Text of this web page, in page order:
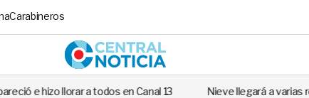
Carabineros
Central
en Canal 13 Nieve llegará a varias regiones de Chile: